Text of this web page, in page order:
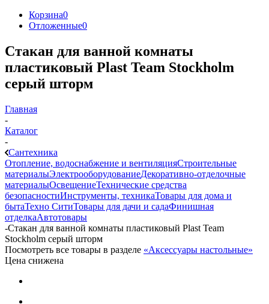
Корзина0
Отложенные0
Стакан для ванной комнаты
пластиковый Plast Team Stockholm
серый шторм
Главная
-
Каталог
-
Сантехника
Отопление, водоснабжение и вентиляцияСтроительные
материалыЭлектрооборудованиеДекоративно-отделочные
материалыОсвещениеТехнические средства
безопасностиИнструменты, техникаТовары для дома и
бытаТехно СитиТовары для дачи и садаФинишная
отделкаАвтотовары
-Стакан для ванной комнаты пластиковый Plast Team
Stockholm серый шторм
Посмотреть все товары в разделе «Аксессуары настольные»
Цена снижена